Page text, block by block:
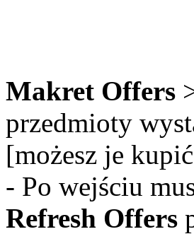
Makret Offers
przedmioty
[możesz je
- Po wejściu
Refresh Offers